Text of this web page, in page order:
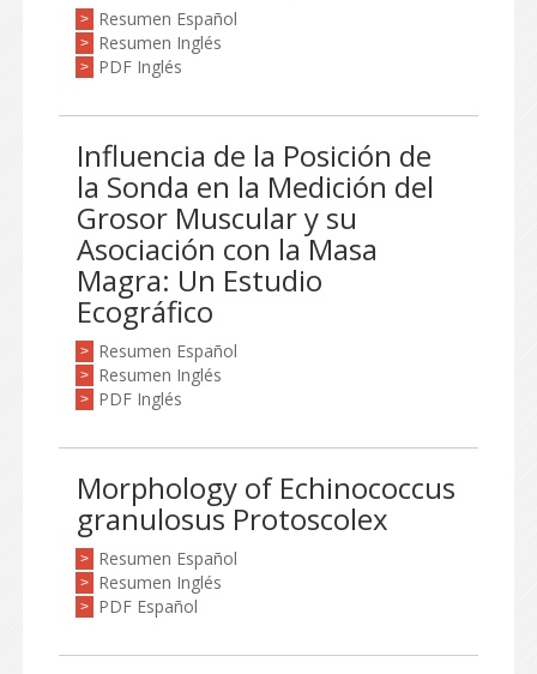
> Resumen Español
> Resumen Inglés
> PDF Inglés
Influencia de la Posición de
la Sonda en la Medición del
Grosor Muscular y su
Asociación con la Masa
Magra: Un Estudio
Ecográfico
> Resumen Español
> Resumen Inglés
> PDF Inglés
Morphology of Echinococcus
granulosus Protoscolex
> Resumen Español
> Resumen Inglés
> PDF Español